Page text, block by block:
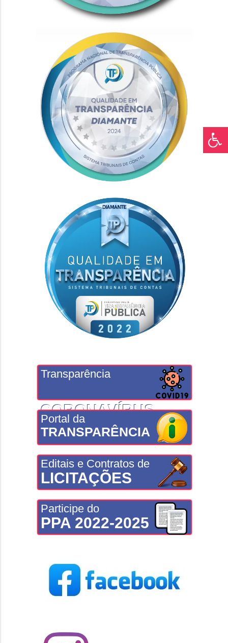
Transparência
CORONAVÍRUS
Portal da
TRANSPARÊNCIA
Editais e Contratos de
LICITAÇÕES
Participe do
PPA 2022-2025